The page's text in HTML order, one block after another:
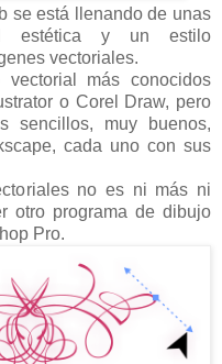
se está llenando de unas
estética y un estilo
vectoriales.
más conocidos
o Corel Draw, pero
sencillos, muy buenos,
cada uno con sus
no es ni más ni
otro programa de dibujo
Pro.